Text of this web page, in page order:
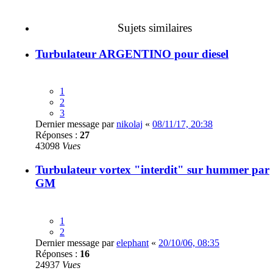
Sujets similaires
Turbulateur ARGENTINO pour diesel
1
2
3
Dernier message parnikolaj « 08/11/17, 20:38
Réponses : 27
43098 Vues
Turbulateur vortex "interdit" sur hummer par
GM
1
2
Dernier message parelephant « 20/10/06, 08:35
Réponses : 16
24937 Vues